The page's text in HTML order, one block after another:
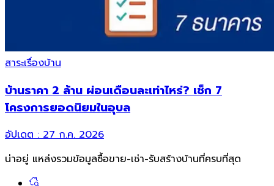
สาระเรื่องบ้าน
บ้านราคา 2 ล้าน ผ่อนเดือนละเท่าไหร่? เช็ก 7
โครงการยอดนิยมในอุบล
อัปเดต :27 ก.ค. 2026
น่าอยู่ แหล่งรวมข้อมูลซื้อขาย-เช่า-รับสร้างบ้านที่ครบที่สุด